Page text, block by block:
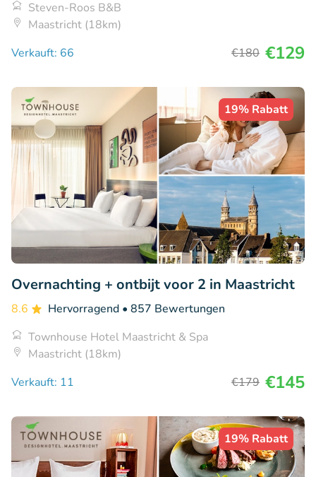
Steven-Roos B&B
Maastricht (18km)
Verkauft: 66
€180 €129
19% Rabatt
Overnachting + ontbijt voor 2 in Maastricht
8.6 Hervorragend • 857 Bewertungen
Townhouse Hotel Maastricht & Spa
Maastricht (18km)
Verkauft: 11
€179 €145
19% Rabatt